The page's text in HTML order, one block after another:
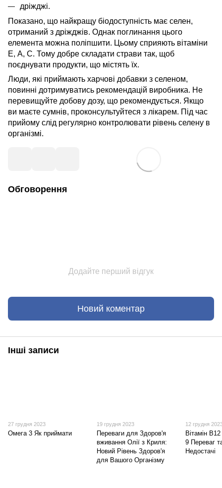
дріжджі.
Показано, що найкращу біодоступність має селен,
отриманий з дріжджів. Однак поглинання цього
елемента можна поліпшити. Цьому сприяють вітаміни
Е, А, С. Тому добре складати страви так, щоб
поєднувати продукти, що містять їх.
Люди, які приймають харчові добавки з селеном,
повинні дотримуватись рекомендацій виробника. Не
перевищуйте добову дозу, що рекомендується. Якщо
ви маєте сумнів, проконсультуйтеся з лікарем. Під час
прийому слід регулярно контролювати рівень селену в
організмі.
Обговорення
Додайте перший відгук
Новий коментар
Інші записи
27 грудня 2023
Омега 3 Як приймати
19 грудня 2023
Переваги для Здоров'я
вживання Олії з Криля:
Новий Рівень Здоров'я
для Вашого Організму
12 грудня
Вітамін
9 Переваг
Недостачі